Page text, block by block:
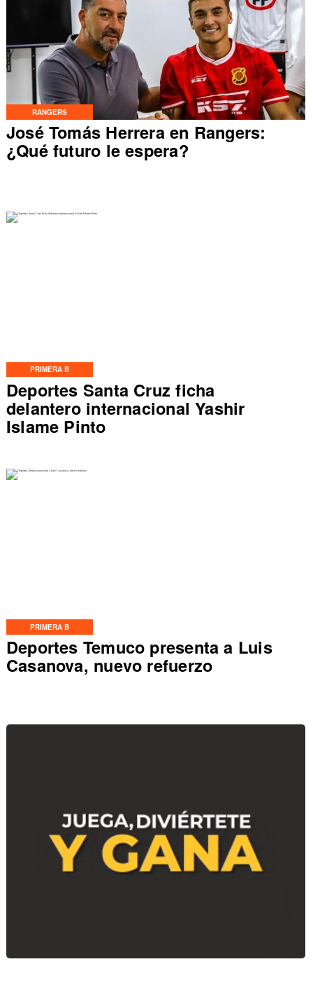
RANGERS
José Tomás Herrera en Rangers:
¿Qué futuro le espera?
PRIMERA B
Deportes Santa Cruz ficha
delantero internacional Yashir
Islame Pinto
PRIMERA B
Deportes Temuco presenta a Luis
Casanova, nuevo refuerzo